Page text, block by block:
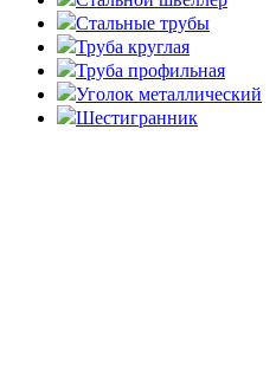
Стальные трубы
Труба круглая
Труба профильная
Уголок металлический
Шестигранник